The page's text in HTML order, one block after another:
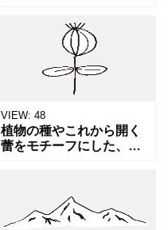
線画アイコンイラストで
す。エコ、自然、新緑と
いったテーマのシンボル
として使いやすく、ロゴ
VIEW: 48
植物の種やこれから開く
蕾をモチーフにした、繊
ルの始まりを表現するデ
ザインに適しています。